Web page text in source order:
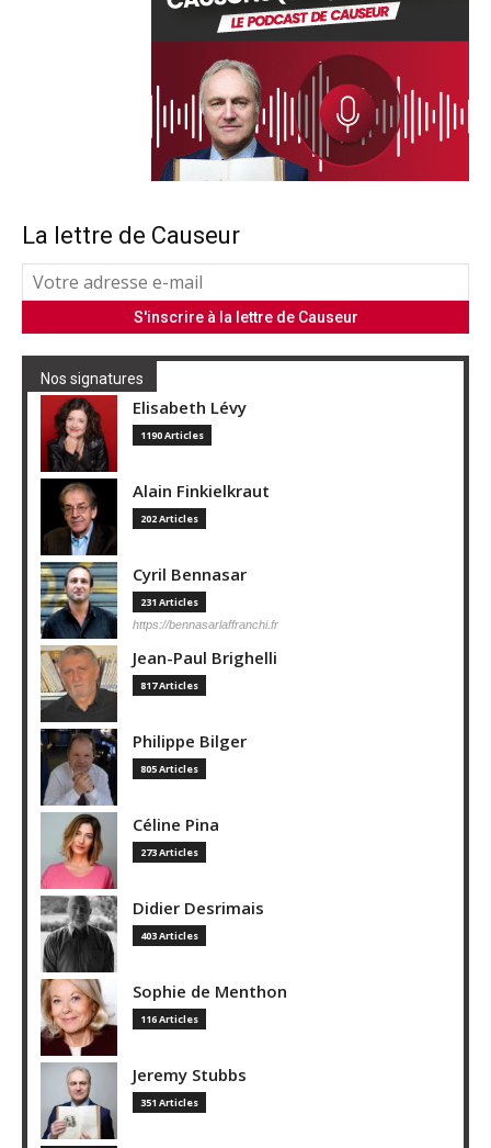
La lettre de Causeur
Nos signatures
Elisabeth Lévy
1190 Articles
Alain Finkielkraut
202 Articles
Cyril Bennasar
231 Articles
https://bennasarlaffranchi.fr
Jean-Paul Brighelli
817 Articles
Philippe Bilger
805 Articles
Céline Pina
273 Articles
Didier Desrimais
403 Articles
Sophie de Menthon
116 Articles
Jeremy Stubbs
351 Articles